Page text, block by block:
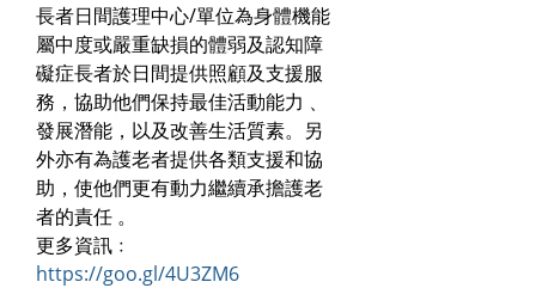
長者日間護理中心/單位為身體機能
屬中度或嚴重缺損的體弱及認知障
礙症長者於日間提供照顧及支援服
務，協助他們保持最佳活動能力 、
發展潛能，以及改善生活質素。另
外亦有為護老者提供各類支援和協
助，使他們更有動力繼續承擔護老
者的責任 。
更多資訊﹕
https://goo.gl/4U3ZM6